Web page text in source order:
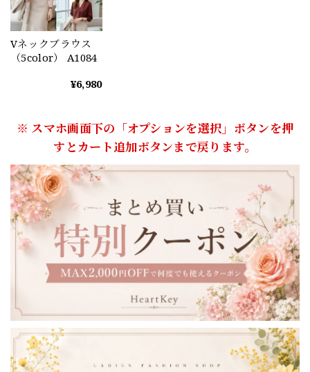
Vネックブラウス
（5color） A1084
¥6,980
※ スマホ画面下の「オプションを選択」ボタンを押
すとカート追加ボタンまで戻ります。